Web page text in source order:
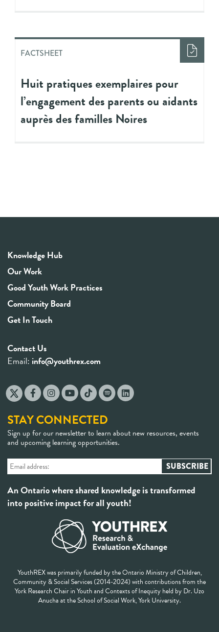
FACTSHEET
Huit pratiques exemplaires pour
l’engagement des parents ou aidants
auprès des familles Noires
Knowledge Hub
Our Work
Good Youth Work Practices
Community Board
Get In Touch
Contact Us
Email: info@youthrex.com
STAY CONNECTED
Sign up for our newsletter to learn about new resources, events
and upcoming learning opportunities.
An Ontario where shared knowledge is transformed
into positive impact for all youth!
YouthREX was primarily funded by the Ontario Ministry of Children,
Community & Social Services (2014-2024) with contributions from the
York Research Chair in Youth and Contexts of Inequity held by Dr. Uzo
Anucha at the School of Social Work, York University.